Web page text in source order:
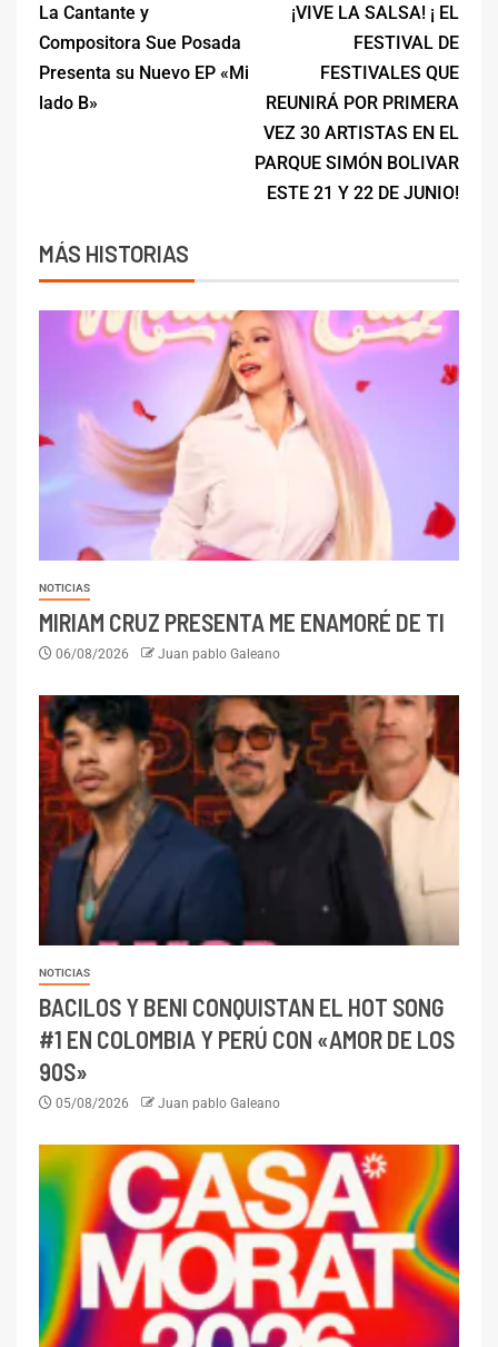
La Cantante y
Compositora Sue Posada
Presenta su Nuevo EP «Mi
lado B»
¡VIVE LA SALSA! ¡ EL
FESTIVAL DE
FESTIVALES QUE
REUNIRÁ POR PRIMERA
VEZ 30 ARTISTAS EN EL
PARQUE SIMÓN BOLIVAR
ESTE 21 Y 22 DE JUNIO!
MÁS HISTORIAS
NOTICIAS
MIRIAM CRUZ PRESENTA ME ENAMORÉ DE TI
06/08/2026 Juan pablo Galeano
NOTICIAS
BACILOS Y BENI CONQUISTAN EL HOT SONG
#1 EN COLOMBIA Y PERÚ CON «AMOR DE LOS
90S»
05/08/2026 Juan pablo Galeano